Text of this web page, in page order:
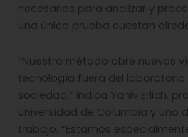
necesarios para analizar y
una única prueba cuestan
“Nuestro método abre nuevas
tecnología fuera del
sociedad,” indica Yaniv Erlich,
Universidad de Columbia y uno
trabajo. “Estamos